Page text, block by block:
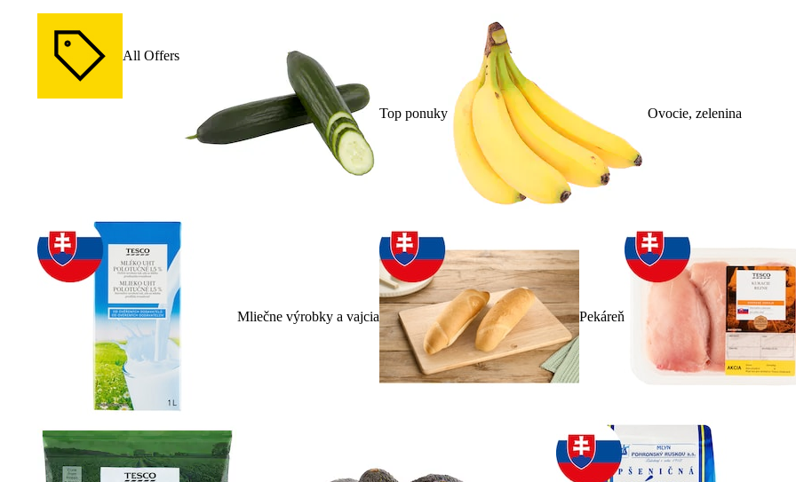
All Offers
Top ponuky Ovocie, zelenina
Mliečne výrobky a vajcia Pekáreň